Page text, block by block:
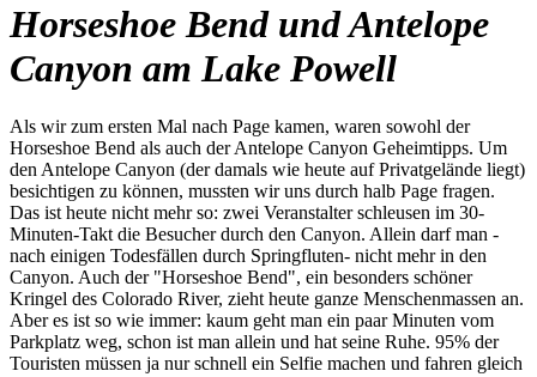
Horseshoe Bend und Antelope
Canyon am Lake Powell
Als wir zum ersten Mal nach Page kamen, waren sowohl der
Horseshoe Bend als auch der Antelope Canyon Geheimtipps. Um
den Antelope Canyon (der damals wie heute auf Privatgelände liegt)
besichtigen zu können, mussten wir uns durch halb Page fragen.
Das ist heute nicht mehr so: zwei Veranstalter schleusen im 30-
Minuten-Takt die Besucher durch den Canyon. Allein darf man -
nach einigen Todesfällen durch Springfluten- nicht mehr in den
Canyon. Auch der "Horseshoe Bend", ein besonders schöner
Kringel des Colorado River, zieht heute ganze Menschenmassen an.
Aber es ist so wie immer: kaum geht man ein paar Minuten vom
Parkplatz weg, schon ist man allein und hat seine Ruhe. 95% der
Touristen müssen ja nur schnell ein Selfie machen und fahren gleich